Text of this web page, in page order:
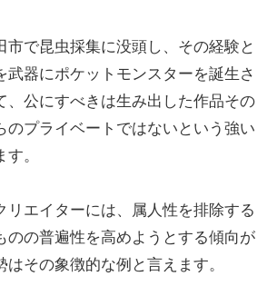
市で昆虫採集に没頭し、その経験と
武器にポケットモンスターを誕生さ
、公にすべきは生み出した作品その
のプライベートではないという強い
。
リエイターには、属人性を排除する
のの普遍性を高めようとする傾向が
はその象徴的な例と言えます。